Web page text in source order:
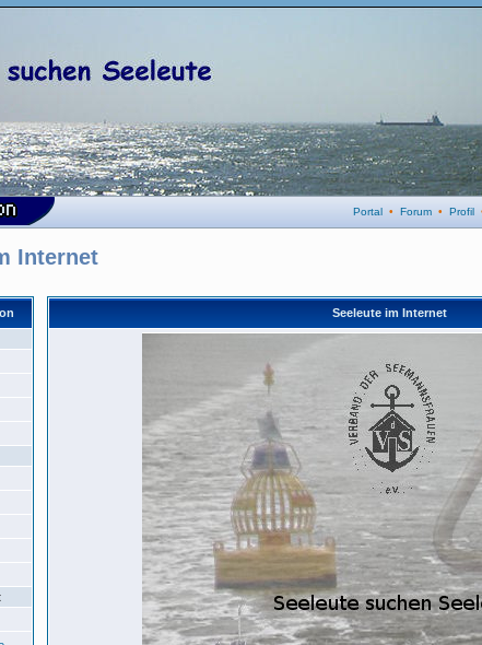
Portal • Forum • Profil
Internet
Seeleute im Internet